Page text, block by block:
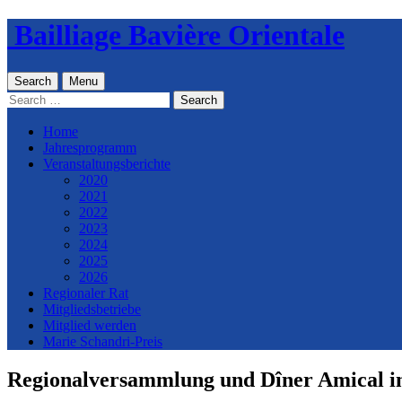
Skip
toBailliage Bavière Orientale
Search Menu
Search
Home
Jahresprogramm
Veranstaltungsberichte
2020
2021
2022
2023
2024
2025
2026
Regionaler Rat
Mitgliedsbetriebe
Mitglied werden
Marie Schandri-Preis
Regionalversammlung und Dîner Amical